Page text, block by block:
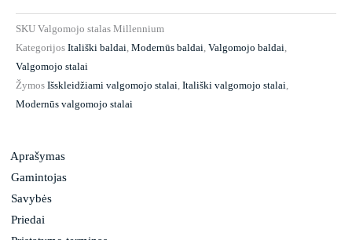
SKU Valgomojo stalas Millennium
Kategorijos Itališki baldai, Modernūs baldai, Valgomojo baldai,
Valgomojo stalai
Žymos Išskleidžiami valgomojo stalai, Itališki valgomojo stalai,
Modernūs valgomojo stalai
Aprašymas
Gamintojas
Savybės
Priedai